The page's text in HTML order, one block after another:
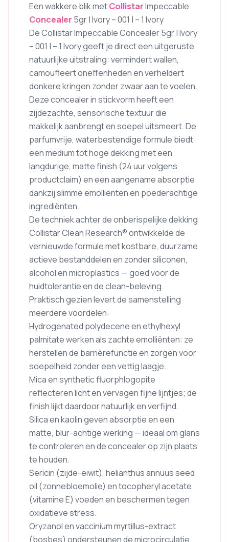
Een wakkere blik metCollistarImpeccable
Concealer 5gr | Ivory – 001 | – 1 Ivory
De Collistar Impeccable Concealer 5gr | Ivory
– 001 | – 1 Ivory geeft je direct een uitgeruste,
natuurlijke uitstraling: vermindert wallen,
camoufleert oneffenheden en verheldert
donkere kringen zonder zwaar aan te voelen.
Deze concealer in stickvorm heeft een
zijdezachte, sensorische textuur die
makkelijk aanbrengt en soepel uitsmeert. De
parfumvrije, waterbestendige formule biedt
een medium tot hoge dekking met een
langdurige, matte finish (24 uur volgens
productclaim) en een aangename absorptie
dankzij slimme emolliënten en poederachtige
ingrediënten.
De techniek achter de onberispelijke dekking
Collistar Clean Research® ontwikkelde de
vernieuwde formule met kostbare, duurzame
actieve bestanddelen en zonder siliconen,
alcohol en microplastics — goed voor de
huidtolerantie en de clean-beleving.
Praktisch gezien levert de samenstelling
meerdere voordelen:
Hydrogenated polydecene en ethylhexyl
palmitate werken als zachte emolliënten: ze
herstellen de barrièrefunctie en zorgen voor
soepelheid zonder een vettig laagje.
Mica en synthetic fluorphlogopite
reflecteren licht en vervagen fijne lijntjes; de
finish lijkt daardoor natuurlijk en verfijnd.
Silica en kaolin geven absorptie en een
matte, blur-achtige werking — ideaal om glans
te controleren en de concealer op zijn plaats
te houden.
Sericin (zijde-eiwit), helianthus annuus seed
oil (zonnebloemolie) en tocopheryl acetate
(vitamine E) voeden en beschermen tegen
oxidatieve stress.
Oryzanol en vaccinium myrtillus-extract
(bosbes) ondersteunen de microcirculatie